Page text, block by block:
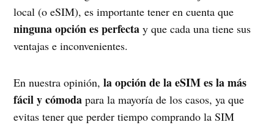
local (o eSIM), es importante tener en cuenta que
ninguna opción es perfecta y que cada una tiene sus
ventajas e inconvenientes.
En nuestra opinión,la opción de la eSIM es la más
fácil y cómoda para la mayoría de los casos, ya que
evitas tener que perder tiempo comprando la SIM